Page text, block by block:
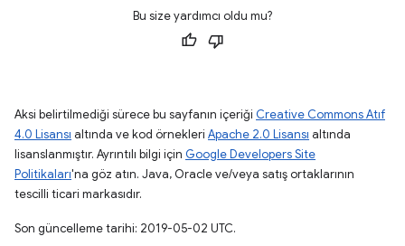
Bu size yardımcı oldu mu?
Aksi belirtilmediği sürece bu sayfanın içeriği Creative Commons Atıf
4.0 Lisansı altında ve kod örnekleri Apache 2.0 Lisansı altında
lisanslanmıştır. Ayrıntılı bilgi için Google Developers Site
Politikaları'na göz atın. Java, Oracle ve/veya satış ortaklarının
tescilli ticari markasıdır.
Son güncelleme tarihi: 2019-05-02 UTC.